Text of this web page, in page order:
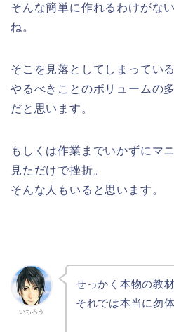
そんな簡単に作れるわけがな
ね。
そこを見落としてしまっている
やるべきことのボリュームの
だと思います。
もしくは作業までいかずにマ
見ただけで挫折。
そんな人もいると思います。
いちろう
せっかく本物の教
それでは本当に勿